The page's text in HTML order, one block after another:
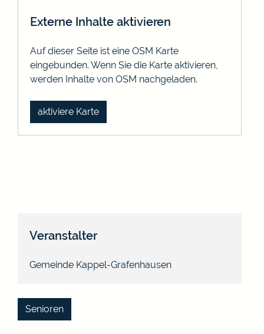
Externe Inhalte aktivieren
Auf dieser Seite ist eine OSM Karte
eingebunden. Wenn Sie die Karte aktivieren,
werden Inhalte von OSM nachgeladen.
aktiviere Karte
Veranstalter
Gemeinde Kappel-Grafenhausen
Senioren